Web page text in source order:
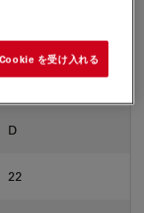
-
D
22
を受け入れる